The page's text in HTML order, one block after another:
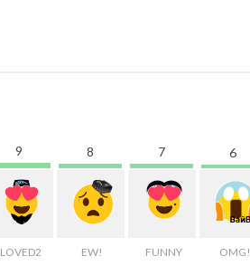
9
LOVED2
8
EW!
7
FUNNY
6
OMG!